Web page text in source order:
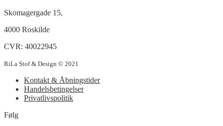
Skomagergade 15,
4000 Roskilde
CVR: 40022945
RiLa Stof & Design © 2021
Kontakt & Åbningstider
Handelsbetingelser
Privatlivspolitik
Følg